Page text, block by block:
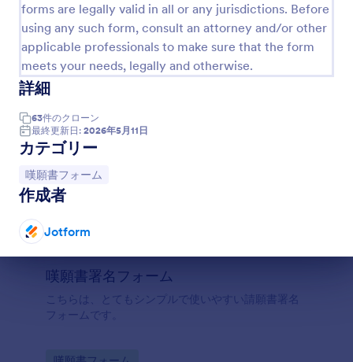
forms are legally valid in all or any jurisdictions. Before
using any such form, consult an attorney and/or other
applicable professionals to make sure that the form
meets your needs, legally and otherwise.
詳細
63件のクローン
最終更新日: 2026年5月11日
カテゴリー
カテゴリーへ移動：
嘆願書フォーム
作成者
Jotform
嘆願書署名フォーム
こちらは、とてもシンプルで使いやすい請願書署名
フォームです。